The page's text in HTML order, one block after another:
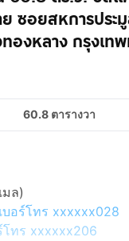
ย ซอยสหการประ
องหลาง กรุงเท
60.8 ตารางวา
ล)
บอร์โทร xxxxxx028
โทร xxxxxx206